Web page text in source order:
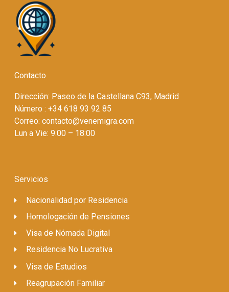
Contacto
Dirección: Paseo de la Castellana C93, Madrid
Número : +34 618 93 92 85
Correo: contacto@venemigra.com
Lun a Vie: 9.00 – 18:00
Servicios
Nacionalidad por Residencia
Homologación de Pensiones
Visa de Nómada Digital
Residencia No Lucrativa
Visa de Estudios
Reagrupación Familiar